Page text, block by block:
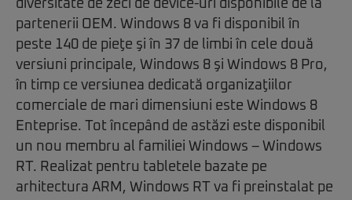
diversitate de zeci de device-uri disponibile de la
partenerii OEM. Windows 8 va fi disponibil în
peste 140 de pieţe şi în 37 de limbi în cele două
versiuni principale, Windows 8 şi Windows 8 Pro,
în timp ce versiunea dedicată organizaţiilor
comerciale de mari dimensiuni este Windows 8
Enteprise. Tot începând de astăzi este disponibil
un nou membru al familiei Windows – Windows
RT. Realizat pentru tabletele bazate pe
arhitectura ARM, Windows RT va fi preinstalat pe